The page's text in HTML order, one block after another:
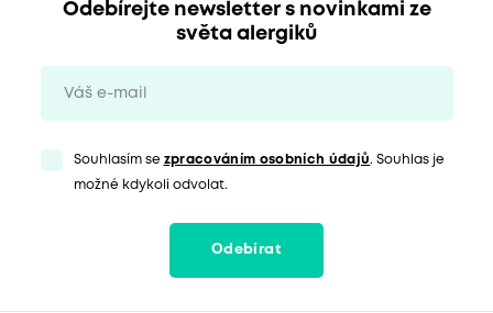
Odebírejte newsletter s novinkami ze
světa alergiků
Souhlasím se zpracováním osobních údajů. Souhlas je
možné kdykoli odvolat.
Odebírat